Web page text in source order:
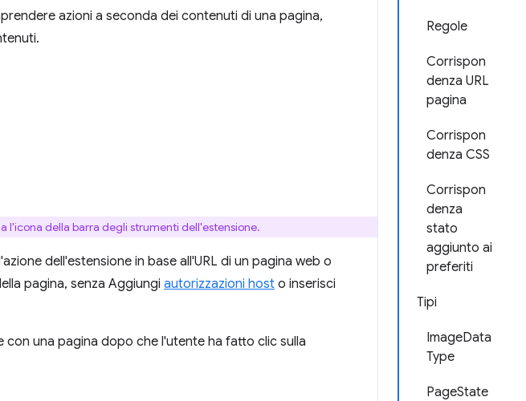
Regole
Corrispon
denza URL
pagina
Corrispon
denza CSS
Corrispon
denza
stato
aggiunto ai
preferiti
Tipi
ImageData
Type
PageState
azioni a seconda dei contenuti di una pagina,
l'icona della barra degli strumenti dell'estensione.
dell'estensione in base all'URL di un pagina web o
pagina, senza Aggiungi autorizzazioni host o inserisci
con una pagina dopo che l'utente ha fatto clic sulla